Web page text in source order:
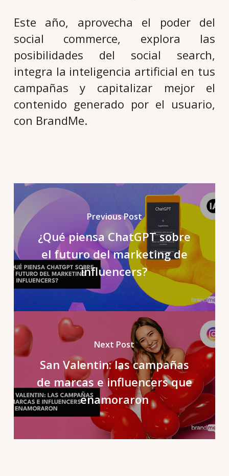
Este año, aprovecha el poder del
social commerce, explora las
posibilidades del social search,
integra la inteligencia artificial en tus
campañas y capitalizar mejor el
contenido generado por el usuario,
con BrandMe.
Previous Post
¿Qué piensa ChatGPT sobre
el futuro del marketing de
influencers?
Next Post
San Valentin: las campañas
de marcas e influencers que
enamoraron